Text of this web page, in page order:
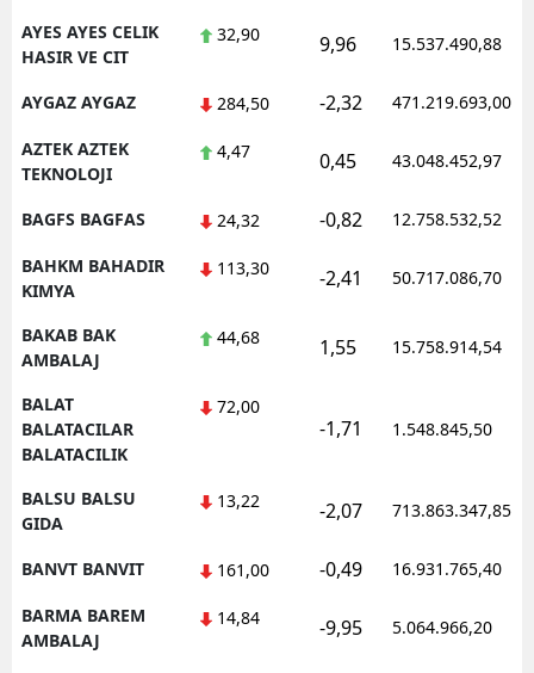
AYES AYES CELIK
HASIR VE CIT
32,90 9,96 15.537.490,88
AYGAZ AYGAZ 284,50 -2,32 471.219.693,00
AZTEK AZTEK
TEKNOLOJI
4,47 0,45 43.048.452,97
BAGFS BAGFAS 24,32 -0,82 12.758.532,52
BAHKM BAHADIR
KIMYA
113,30 -2,41 50.717.086,70
BAKAB BAK
AMBALAJ
44,68 1,55 15.758.914,54
BALAT
BALATACILAR
BALATACILIK
72,00
-1,71 1.548.845,50
BALSU BALSU
GIDA
13,22 -2,07 713.863.347,85
BANVT BANVIT 161,00 -0,49 16.931.765,40
BARMA BAREM
AMBALAJ
14,84 -9,95 5.064.966,20